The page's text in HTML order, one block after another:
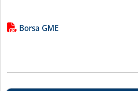
Lista allegati PDF alla notizia
Borsa GME